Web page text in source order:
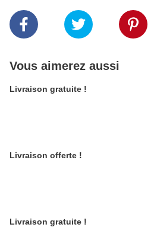
Vous aimerez aussi
Livraison gratuite !
Livraison offerte !
Livraison gratuite !